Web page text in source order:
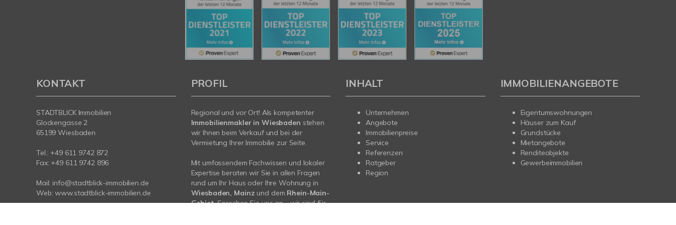
KONTAKT
STADTBLICK Immobilien
Glockengasse 2
65199 Wiesbaden
Tel.: +49 611 9742 872
Fax: +49 611 9742 896
Mail: info@stadtblick-immobilien.de
Web:www.stadtblick-immobilien.de
PROFIL
Regional und vor Ort! Als kompetenter
Immobilienmakler in Wiesbaden stehen
wir Ihnen beim Verkauf und bei der
Vermietung Ihrer Immobilie zur Seite.
Mit umfassendem Fachwissen und lokaler
Expertise beraten wir Sie in allen Fragen
rund um Ihr Haus oder Ihre Wohnung in
Wiesbaden, Mainz und dem Rhein-Main-
Gebiet. Sprechen Sie uns an - wir sind für
INHALT
Unternehmen
Angebote
Immobilienpreise
Service
Referenzen
Ratgeber
Region
IMMOBILIENANGEBOTE
Eigentumswohnungen
Häuser zum Kauf
Grundstücke
Mietangebote
Renditeobjekte
Gewerbeimmobilien